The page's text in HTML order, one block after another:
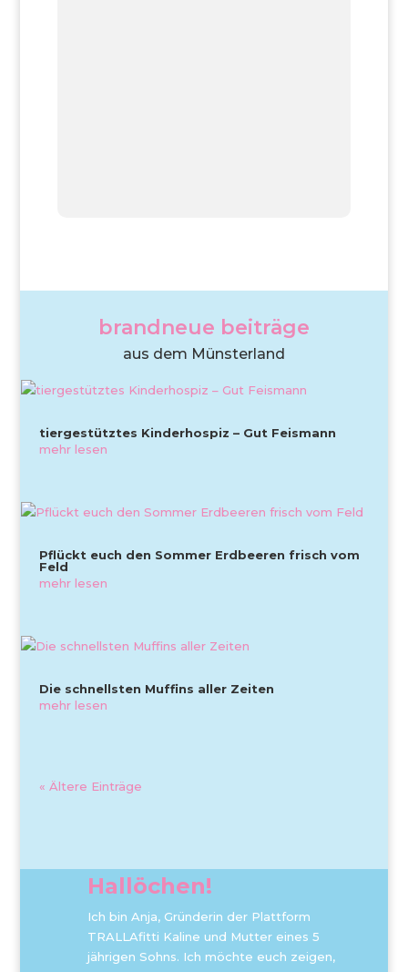
brandneue beiträge
aus dem Münsterland
tiergestütztes Kinderhospiz – Gut Feismann
mehr lesen
Pflückt euch den Sommer Erdbeeren frisch vom
Feld
mehr lesen
Die schnellsten Muffins aller Zeiten
mehr lesen
« Ältere Einträge
Hallöchen!
Ich bin Anja, Gründerin der Plattform
TRALLAfitti Kaline und Mutter eines 5
jährigen Sohns. Ich möchte euch zeigen,